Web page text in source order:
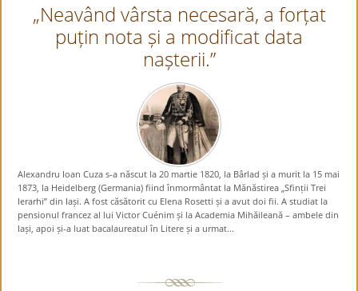
„Neavând vârsta necesară, a forțat
puțin nota și a modificat data
nașterii.”
Alexandru Ioan Cuza s-a născut la 20 martie 1820, la Bârlad și a murit la 15 mai
1873, la Heidelberg (Germania) fiind înmormântat la Mănăstirea „Sfinții Trei
Ierarhi” din Iași. A fost căsătorit cu Elena Rosetti și a avut doi fii. A studiat la
pensionul francez al lui Victor Cuénim și la Academia Mihăileană – ambele din
Iași, apoi și-a luat bacalaureatul în Litere și a urmat...